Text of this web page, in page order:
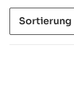
Sortierung